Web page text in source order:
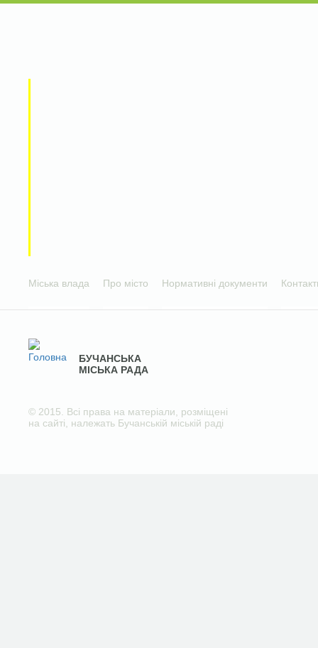
Міська влада Про місто Нормативні документи
БУЧАНСЬКА
МІСЬКА РАДА
© 2015. Всі права на матеріали, розміщені
на сайті, належать Бучанській міській раді